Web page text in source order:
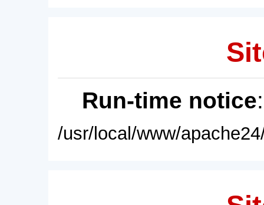
Run-time notice
/usr/local/www/